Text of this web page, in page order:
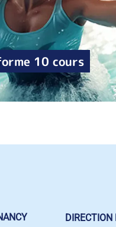
10 cours
DIRECTION